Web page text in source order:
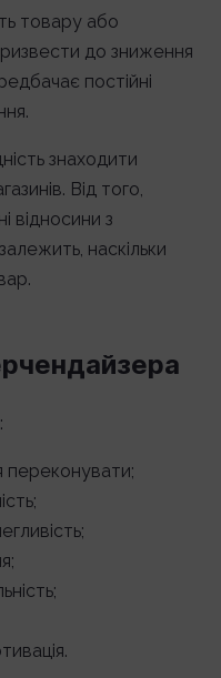
товару або
до зниження
постійні
знаходити
Від того,
відносини з
наскільки
переконувати;